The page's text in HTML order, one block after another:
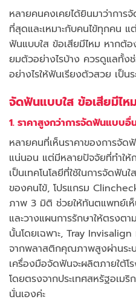
หลายคนคงเคยได้ยินมาว่าการ
ที่สุดและเหมาะกับคนไข้ทุกคน แ
ฟันแบบใส ข้อเสียมีไหม หากต้
ยมตัวอย่างไรบ้าง ควรดูแลทั้ง
อย่างไรให้ฟันเรียงตัวสวย เป็น
จัดฟันแบบใส ข้อเสียมีไห
1. ราคาสูงกว่าการจัดฟันแบบอื่
หลายคนที่เห็นราคาของการจัด
แน่นอน แต่มีหลายปัจจัยที่ทำให้
เป็นเทคโนโลยีที่ใช้ในการจัดฟั
ของคนไข้, โปรแกรม
ภาพ 3 มิติ ช่วยให้ทันตแพทย์เ
และวางแผนการรักษาให้ตรงต
นั้นโดยเฉพาะ, Tray
จากพลาสติกคุณภาพสูงผ่านร
เครื่องมือจัดฟันจะผลิตภายใต้
โดยตรงจากประเทศสหรัฐอเม
นั่นเองค่ะ